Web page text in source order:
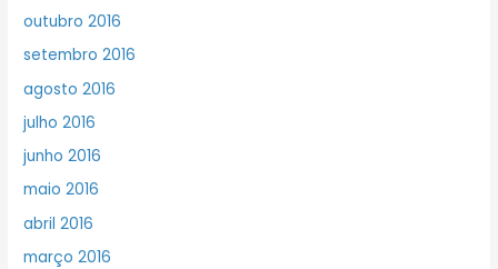
outubro 2016
setembro 2016
agosto 2016
julho 2016
junho 2016
maio 2016
abril 2016
março 2016